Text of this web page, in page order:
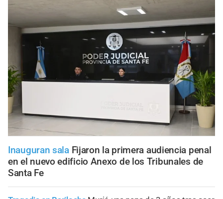
Inauguran sala Fijaron la primera audiencia penal
en el nuevo edificio Anexo de los Tribunales de
Santa Fe